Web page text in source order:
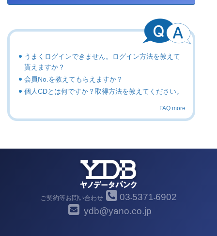
うまくログインできません。ログイン方法を教えて
貰えますか？
会員No.を教えてもらえますか？
個人CDとは何ですか？取得方法を教えてください。
FAQ more
ご契約等お問い合わせ 03-5371-6902
ydb@yano.co.jp